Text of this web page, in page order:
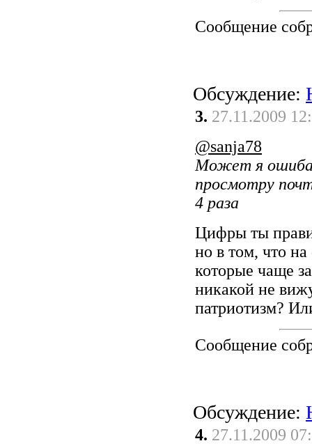
Сообщение
Обсуждение:
3. 27.11.2009
@sanja78
Может я
просмотру
4 раза
Цифры ты
но в том, что
которые чаще
никакой не
патриотизм?
Сообщение
Обсуждение:
4. 27.11.2009